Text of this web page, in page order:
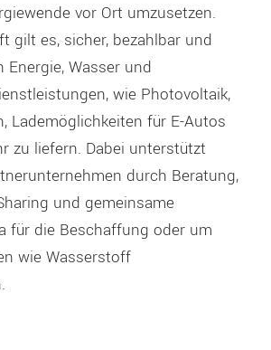
vor Ort umzusetzen.
gilt es, sicher, bezahlbar und
Energie, Wasser und
wie Photovoltaik,
Lademöglichkeiten für E-Autos
zu liefern. Dabei unterstützt
durch Beratung,
und gemeinsame
für die Beschaffung oder um
wie Wasserstoff